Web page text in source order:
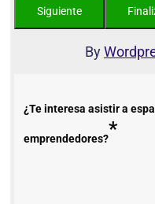
By
¿Te interesa asistir a
emprendedores?*